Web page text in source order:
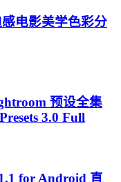
电影美学色彩分
预设全集
3.0 Full
for Android 直